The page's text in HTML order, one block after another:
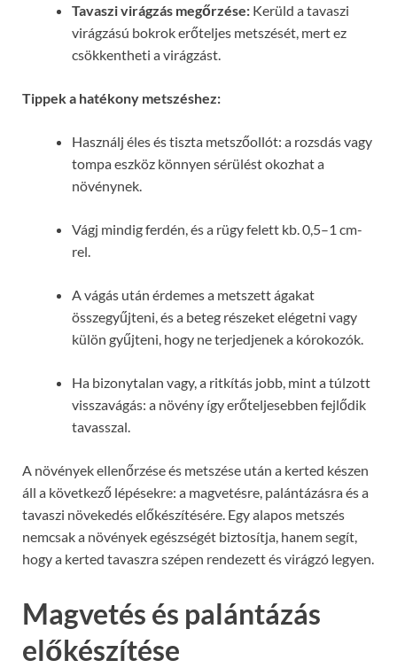
Tavaszi virágzás megőrzése: Kerüld a tavaszi
virágzású bokrok erőteljes metszését, mert ez
csökkentheti a virágzást.
Tippek a hatékony metszéshez:
Használj éles és tiszta metszőollót: a rozsdás vagy
tompa eszköz könnyen sérülést okozhat a
növénynek.
Vágj mindig ferdén, és a rügy felett kb. 0,5–1 cm-
rel.
A vágás után érdemes a metszett ágakat
összegyűjteni, és a beteg részeket elégetni vagy
külön gyűjteni, hogy ne terjedjenek a kórokozók.
Ha bizonytalan vagy, a ritkítás jobb, mint a túlzott
visszavágás: a növény így erőteljesebben fejlődik
tavasszal.
A növények ellenőrzése és metszése után a kerted készen
áll a következő lépésekre: a magvetésre, palántázásra és a
tavaszi növekedés előkészítésére. Egy alapos metszés
nemcsak a növények egészségét biztosítja, hanem segít,
hogy a kerted tavaszra szépen rendezett és virágzó legyen.
Magvetés és palántázás
előkészítése